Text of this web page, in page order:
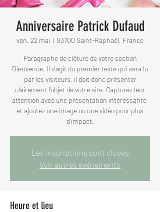
Anniversaire Patrick Dufaud
ven. 22 mai
  |
83700 Saint-Raphaël, France
Paragraphe de clôture de votre section
Bienvenue. Il s'agit du premier texte qui sera lu
par les visiteurs, il doit donc présenter
clairement l'objet de votre site. Capturez leur
attention avec une présentation intéressante,
et ajoutez une image ou une vidéo pour plus
d'impact.
Les inscriptions sont closes
Voir autres événements
Heure et lieu